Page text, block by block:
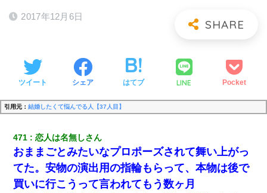
2017年12月6日
ツイート シェア はてブ LINE Pocket
引用元： 結婚したくて悩んでる人【37人目】
471 恋人は名無しさん
おままごとみたいなプロポーズされて舞い上がっ
てた。安物の演出用の指輪もらって、本物は後で
買いに行こうって言われてもう数ヶ月